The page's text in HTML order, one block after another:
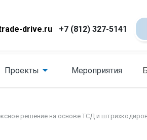
drive.ru +7 (812) 327-5141
Проекты Мероприятия
решение на основе ТСД и